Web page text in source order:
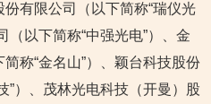
有限公司（以下简称“瑞仪光
（以下简称“中强光电”）、金
称“金名山”）、颖台科技股份
”）、茂林光电科技（开曼）股